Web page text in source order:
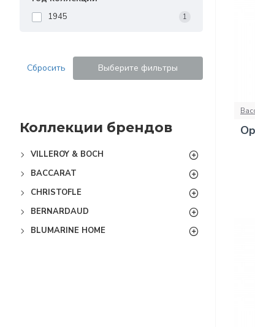
1945 1
Сбросить Выберите фильтры
Коллекции брендов
VILLEROY & BOCH
BACCARAT
CHRISTOFLE
BERNARDAUD
BLUMARINE HOME